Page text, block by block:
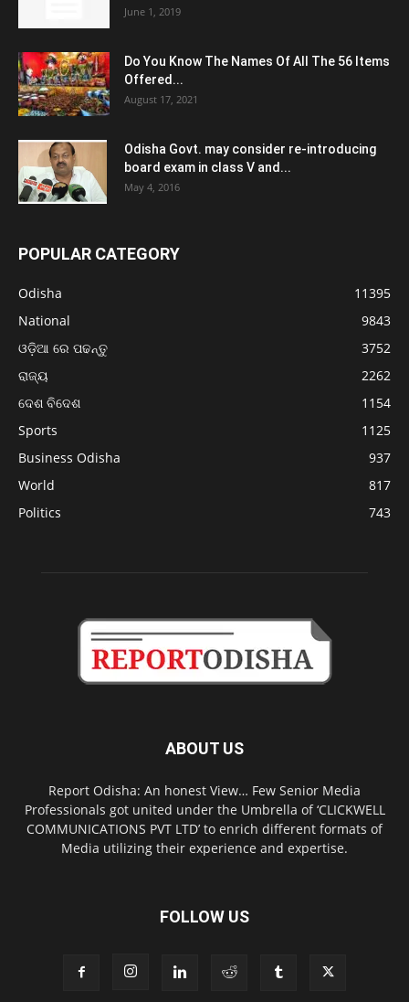
June 1, 2019
Do You Know The Names Of All The 56 Items
Offered...
August 17, 2021
Odisha Govt. may consider re-introducing
board exam in class V and...
May 4, 2016
POPULAR CATEGORY
Odisha
11395
National
9843
ଓଡ଼ିଆ ରେ ପଢନ୍ତୁ
3752
ରାଜ୍ୟ
2262
ଦେଶ ବିଦେଶ
1154
Sports
1125
Business Odisha
937
World
817
Politics
743
ABOUT US
Report Odisha: An honest View… Few Senior Media
Professionals got united under the Umbrella of ‘CLICKWELL
COMMUNICATIONS PVT LTD’ to enrich different formats of
Media utilizing their experience and expertise.
FOLLOW US